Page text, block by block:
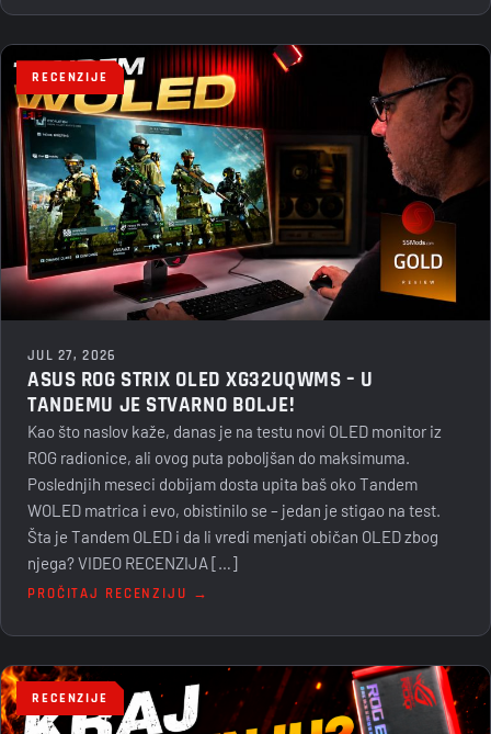
RECENZIJE
JUL 27, 2026
ASUS ROG STRIX OLED XG32UQWMS – U
TANDEMU JE STVARNO BOLJE!
Kao što naslov kaže, danas je na testu novi OLED monitor iz
ROG radionice, ali ovog puta poboljšan do maksimuma.
Poslednjih meseci dobijam dosta upita baš oko Tandem
WOLED matrica i evo, obistinilo se – jedan je stigao na test.
Šta je Tandem OLED i da li vredi menjati običan OLED zbog
njega? VIDEO RECENZIJA […]
PROČITAJ RECENZIJU →
RECENZIJE